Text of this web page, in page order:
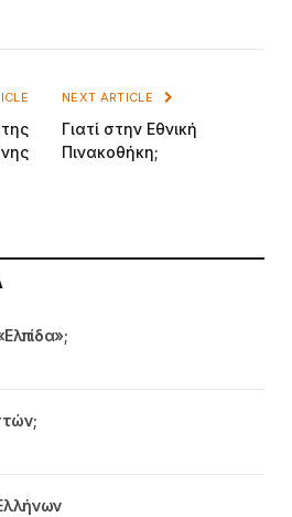
NEXT ARTICLE
Γιατί στην Εθνική
Πινακοθήκη;